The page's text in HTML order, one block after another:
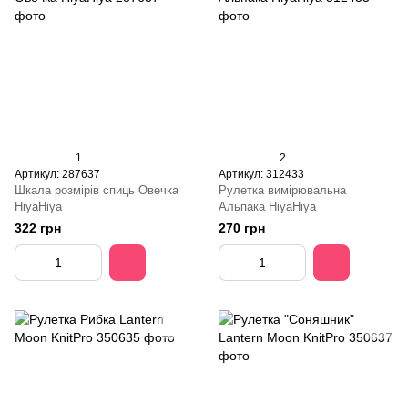
1
Артикул: 287637
Шкала розмірів спиць Овечка
HiyaHiya
322 грн
2
Артикул: 312433
Рулетка вимірювальна
Альпака HiyaHiya
270 грн